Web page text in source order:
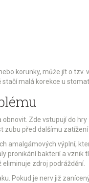
korunky, může jít o tzv.
malá korekce u
Zde vstupují do hry
před dalšímu zatížení
amalgámových výplní,
bakterií a vznik
zdroj podráždění.
Pokud je nerv již